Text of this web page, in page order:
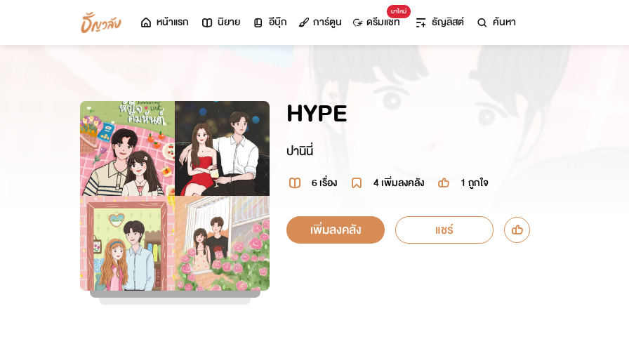
หน้าแรก นิยาย อีบุ๊ก การ์ตูน
มาใหม่
ดรีมแชท ธัญลิสต์ ค้นหา
HYPE
ปานินี่
6 เรื่อง 4เพิ่มลงคลัง 1 ถูกใจ
เพิ่มลงคลัง แชร์